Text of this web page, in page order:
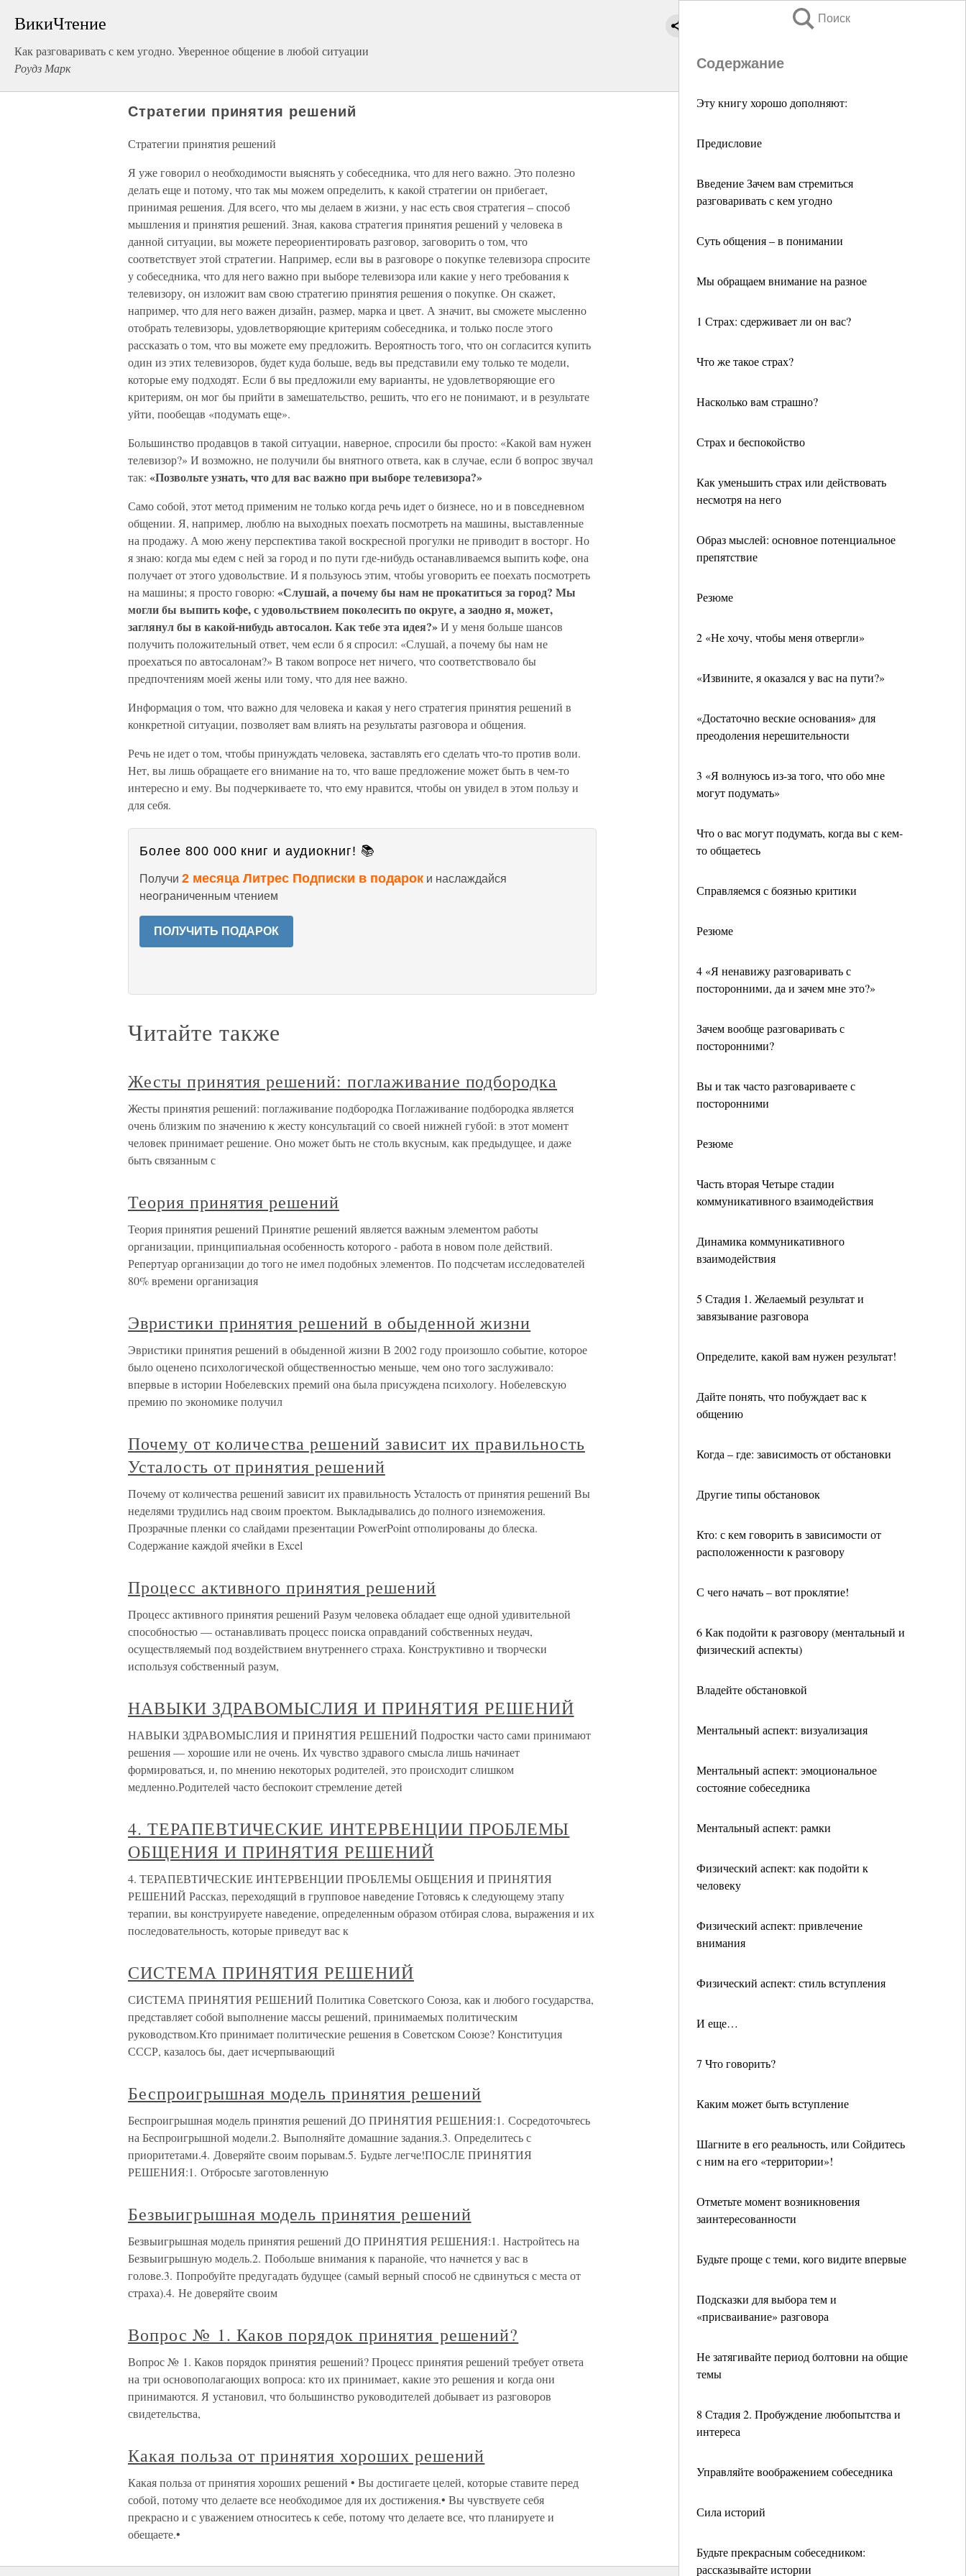
ВикиЧтение
Как разговаривать с кем угодно. Уверенное общение в любой ситуации
Роудз Марк
Поиск
Содержание
Эту книгу хорошо дополняют:
Предисловие
Введение Зачем вам стремиться
разговаривать с кем угодно
Суть общения – в понимании
Мы обращаем внимание на разное
1 Страх: сдерживает ли он вас?
Что же такое страх?
Насколько вам страшно?
Страх и беспокойство
Как уменьшить страх или действовать
несмотря на него
Образ мыслей: основное потенциальное
препятствие
Резюме
2 «Не хочу, чтобы меня отвергли»
«Извините, я оказался у вас на пути?»
«Достаточно веские основания» для
преодоления нерешительности
3 «Я волнуюсь из-за того, что обо мне
могут подумать»
Что о вас могут подумать, когда вы с кем-
то общаетесь
Справляемся с боязнью критики
Резюме
4 «Я ненавижу разговаривать с
посторонними, да и зачем мне это?»
Зачем вообще разговаривать с
посторонними?
Вы и так часто разговариваете с
посторонними
Резюме
Часть вторая Четыре стадии
коммуникативного взаимодействия
Динамика коммуникативного
взаимодействия
5 Стадия 1. Желаемый результат и
завязывание разговора
Определите, какой вам нужен результат!
Дайте понять, что побуждает вас к
общению
Когда – где: зависимость от обстановки
Другие типы обстановок
Кто: с кем говорить в зависимости от
расположенности к разговору
С чего начать – вот проклятие!
6 Как подойти к разговору (ментальный и
физический аспекты)
Владейте обстановкой
Ментальный аспект: визуализация
Ментальный аспект: эмоциональное
состояние собеседника
Ментальный аспект: рамки
Физический аспект: как подойти к
человеку
Физический аспект: привлечение
внимания
Физический аспект: стиль вступления
И еще…
7 Что говорить?
Каким может быть вступление
Шагните в его реальность, или Сойдитесь
с ним на его «территории»!
Отметьте момент возникновения
заинтересованности
Будьте проще с теми, кого видите впервые
Подсказки для выбора тем и
«присваивание» разговора
Не затягивайте период болтовни на общие
темы
8 Стадия 2. Пробуждение любопытства и
интереса
Управляйте воображением собеседника
Сила историй
Будьте прекрасным собеседником:
рассказывайте истории
Стратегии принятия решений
Стратегии принятия решений
Я уже говорил о необходимости выяснять у собеседника, что для него важно. Это полезно
делать еще и потому, что так мы можем определить, к какой стратегии он прибегает,
принимая решения. Для всего, что мы делаем в жизни, у нас есть своя стратегия – способ
мышления и принятия решений. Зная, какова стратегия принятия решений у человека в
данной ситуации, вы можете переориентировать разговор, заговорить о том, что
соответствует этой стратегии. Например, если вы в разговоре о покупке телевизора спросите
у собеседника, что для него важно при выборе телевизора или какие у него требования к
телевизору, он изложит вам свою стратегию принятия решения о покупке. Он скажет,
например, что для него важен дизайн, размер, марка и цвет. А значит, вы сможете мысленно
отобрать телевизоры, удовлетворяющие критериям собеседника, и только после этого
рассказать о том, что вы можете ему предложить. Вероятность того, что он согласится купить
один из этих телевизоров, будет куда больше, ведь вы представили ему только те модели,
которые ему подходят. Если б вы предложили ему варианты, не удовлетворяющие его
критериям, он мог бы прийти в замешательство, решить, что его не понимают, и в результате
уйти, пообещав «подумать еще».
Большинство продавцов в такой ситуации, наверное, спросили бы просто: «Какой вам нужен
телевизор?» И возможно, не получили бы внятного ответа, как в случае, если б вопрос звучал
так: «Позвольте узнать, что для вас важно при выборе телевизора?»
Само собой, этот метод применим не только когда речь идет о бизнесе, но и в повседневном
общении. Я, например, люблю на выходных поехать посмотреть на машины, выставленные
на продажу. А мою жену перспектива такой воскресной прогулки не приводит в восторг. Но
я знаю: когда мы едем с ней за город и по пути где-нибудь останавливаемся выпить кофе, она
получает от этого удовольствие. И я пользуюсь этим, чтобы уговорить ее поехать посмотреть
на машины; я просто говорю: «Слушай, а почему бы нам не прокатиться за город? Мы
могли бы выпить кофе, с удовольствием поколесить по округе, а заодно я, может,
заглянул бы в какой-нибудь автосалон. Как тебе эта идея?»И у меня больше шансов
получить положительный ответ, чем если б я спросил: «Слушай, а почему бы нам не
проехаться по автосалонам?» В таком вопросе нет ничего, что соответствовало бы
предпочтениям моей жены или тому, что для нее важно.
Информация о том, что важно для человека и какая у него стратегия принятия решений в
конкретной ситуации, позволяет вам влиять на результаты разговора и общения.
Речь не идет о том, чтобы принуждать человека, заставлять его сделать что-то против воли.
Нет, вы лишь обращаете его внимание на то, что ваше предложение может быть в чем-то
интересно и ему. Вы подчеркиваете то, что ему нравится, чтобы он увидел в этом пользу и
для себя.
Более 800 000 книг и аудиокниг! 📚
Получи 2 месяца Литрес Подписки в подарок и наслаждайся
неограниченным чтением
ПОЛУЧИТЬ ПОДАРОК
Читайте также
Жесты принятия решений: поглаживание подбородка
Жесты принятия решений: поглаживание подбородка Поглаживание подбородка является
очень близким по значению к жесту консультаций со своей нижней губой: в этот момент
человек принимает решение. Оно может быть не столь вкусным, как предыдущее, и даже
быть связанным с
Теория принятия решений
Теория принятия решений Принятие решений является важным элементом работы
организации, принципиальная особенность которого - работа в новом поле действий.
Репертуар организации до того не имел подобных элементов. По подсчетам исследователей
80% времени организация
Эвристики принятия решений в обыденной жизни
Эвристики принятия решений в обыденной жизни В 2002 году произошло событие, которое
было оценено психологической общественностью меньше, чем оно того заслуживало:
впервые в истории Нобелевских премий она была присуждена психологу. Нобелевскую
премию по экономике получил
Почему от количества решений зависит их правильность
Усталость от принятия решений
Почему от количества решений зависит их правильность Усталость от принятия решений Вы
неделями трудились над своим проектом. Выкладывались до полного изнеможения.
Прозрачные пленки со слайдами презентации PowerPoint отполированы до блеска.
Содержание каждой ячейки в Excel
Процесс активного принятия решений
Процесс активного принятия решений Разум человека обладает еще одной удивительной
способностью — останавливать процесс поиска оправданий собственных неудач,
осуществляемый под воздействием внутреннего страха. Конструктивно и творчески
используя собственный разум,
НАВЫКИ ЗДРАВОМЫСЛИЯ И ПРИНЯТИЯ РЕШЕНИЙ
НАВЫКИ ЗДРАВОМЫСЛИЯ И ПРИНЯТИЯ РЕШЕНИЙ Подростки часто сами принимают
решения — хорошие или не очень. Их чувство здравого смысла лишь начинает
формироваться, и, по мнению некоторых родителей, это происходит слишком
медленно.Родителей часто беспокоит стремление детей
4. ТЕРАПЕВТИЧЕСКИЕ ИНТЕРВЕНЦИИ ПРОБЛЕМЫ
ОБЩЕНИЯ И ПРИНЯТИЯ РЕШЕНИЙ
4. ТЕРАПЕВТИЧЕСКИЕ ИНТЕРВЕНЦИИ ПРОБЛЕМЫ ОБЩЕНИЯ И ПРИНЯТИЯ
РЕШЕНИЙ Рассказ, переходящий в групповое наведение Готовясь к следующему этапу
терапии, вы конструируете наведение, определенным образом отбирая слова, выражения и их
последовательность, которые приведут вас к
СИСТЕМА ПРИНЯТИЯ РЕШЕНИЙ
СИСТЕМА ПРИНЯТИЯ РЕШЕНИЙ Политика Советского Союза, как и любого государства,
представляет собой выполнение массы решений, принимаемых политическим
руководством.Кто принимает политические решения в Советском Союзе? Конституция
СССР, казалось бы, дает исчерпывающий
Беспроигрышная модель принятия решений
Беспроигрышная модель принятия решений ДО ПРИНЯТИЯ РЕШЕНИЯ:1. Сосредоточьтесь
на Беспроигрышной модели.2. Выполняйте домашние задания.3. Определитесь с
приоритетами.4. Доверяйте своим порывам.5. Будьте легче!ПОСЛЕ ПРИНЯТИЯ
РЕШЕНИЯ:1. Отбросьте заготовленную
Безвыигрышная модель принятия решений
Безвыигрышная модель принятия решений ДО ПРИНЯТИЯ РЕШЕНИЯ:1. Настройтесь на
Безвыигрышную модель.2. Побольше внимания к паранойе, что начнется у вас в
голове.3. Попробуйте предугадать будущее (самый верный способ не сдвинуться с места от
страха).4. Не доверяйте своим
Вопрос № 1. Каков порядок принятия решений?
Вопрос № 1. Каков порядок принятия решений? Процесс принятия решений требует ответа
на три основополагающих вопроса: кто их принимает, какие это решения и когда они
принимаются. Я установил, что большинство руководителей добывает из разговоров
свидетельства,
Какая польза от принятия хороших решений
Какая польза от принятия хороших решений • Вы достигаете целей, которые ставите перед
собой, потому что делаете все необходимое для их достижения.• Вы чувствуете себя
прекрасно и с уважением относитесь к себе, потому что делаете все, что планируете и
обещаете.•